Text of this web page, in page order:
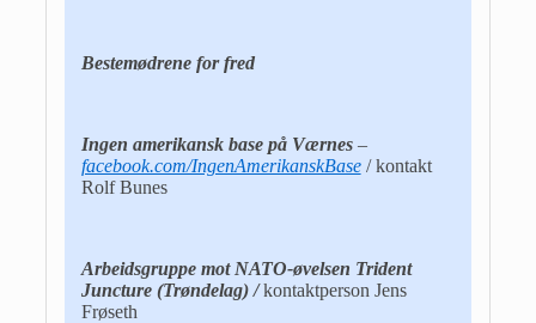
Bestemødrene for fred
Ingen amerikansk base på Værnes –
facebook.com/IngenAmerikanskBase/ kontakt
Rolf Bunes
Arbeidsgruppe mot NATO-øvelsen Trident
Juncture (Trøndelag) /kontaktperson Jens
Frøseth